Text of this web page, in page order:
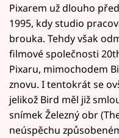
Pixarem už dlouho
1995, kdy studio
brouka. Tehdy však
filmové společnosti
Pixaru, mimochodem
znovu. I tentokrát se
jelikož Bird měl již
snímek Železný obr
neúspěchu